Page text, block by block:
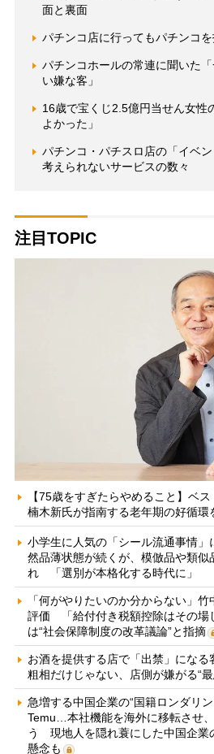
面と裏面
パチンコ店に行ってもパチンコ
パチンコホールの常連に聞いた
い嫌な客」
16歳で宝くじ2.5億円当せん女性
よかった」
パチンコ・パチスロ店の「イベ
考えられないサービスの数々
注目TOPIC
【75歳をすぎたらやめること】ベ
楠木新氏が指南する老年期の好循環
小学生に人気の「シール流通事情
然品薄状態が続くが、模倣品や類似
れ 「選別が本格化する時代に」
「何がやりたいのか分からない」
評価 「給付付き税額控除はその場
は“社会保障制度の改革議論”と指摘
お酒を提供する店で「出禁」にな
粗相だけじゃない、店側が嫌がる“
急増する中国企業の“国籍ロンダリ
Temu…本社機能を海外に移転させ
う 現地人を隠れ蓑にした中国企業
懸念も